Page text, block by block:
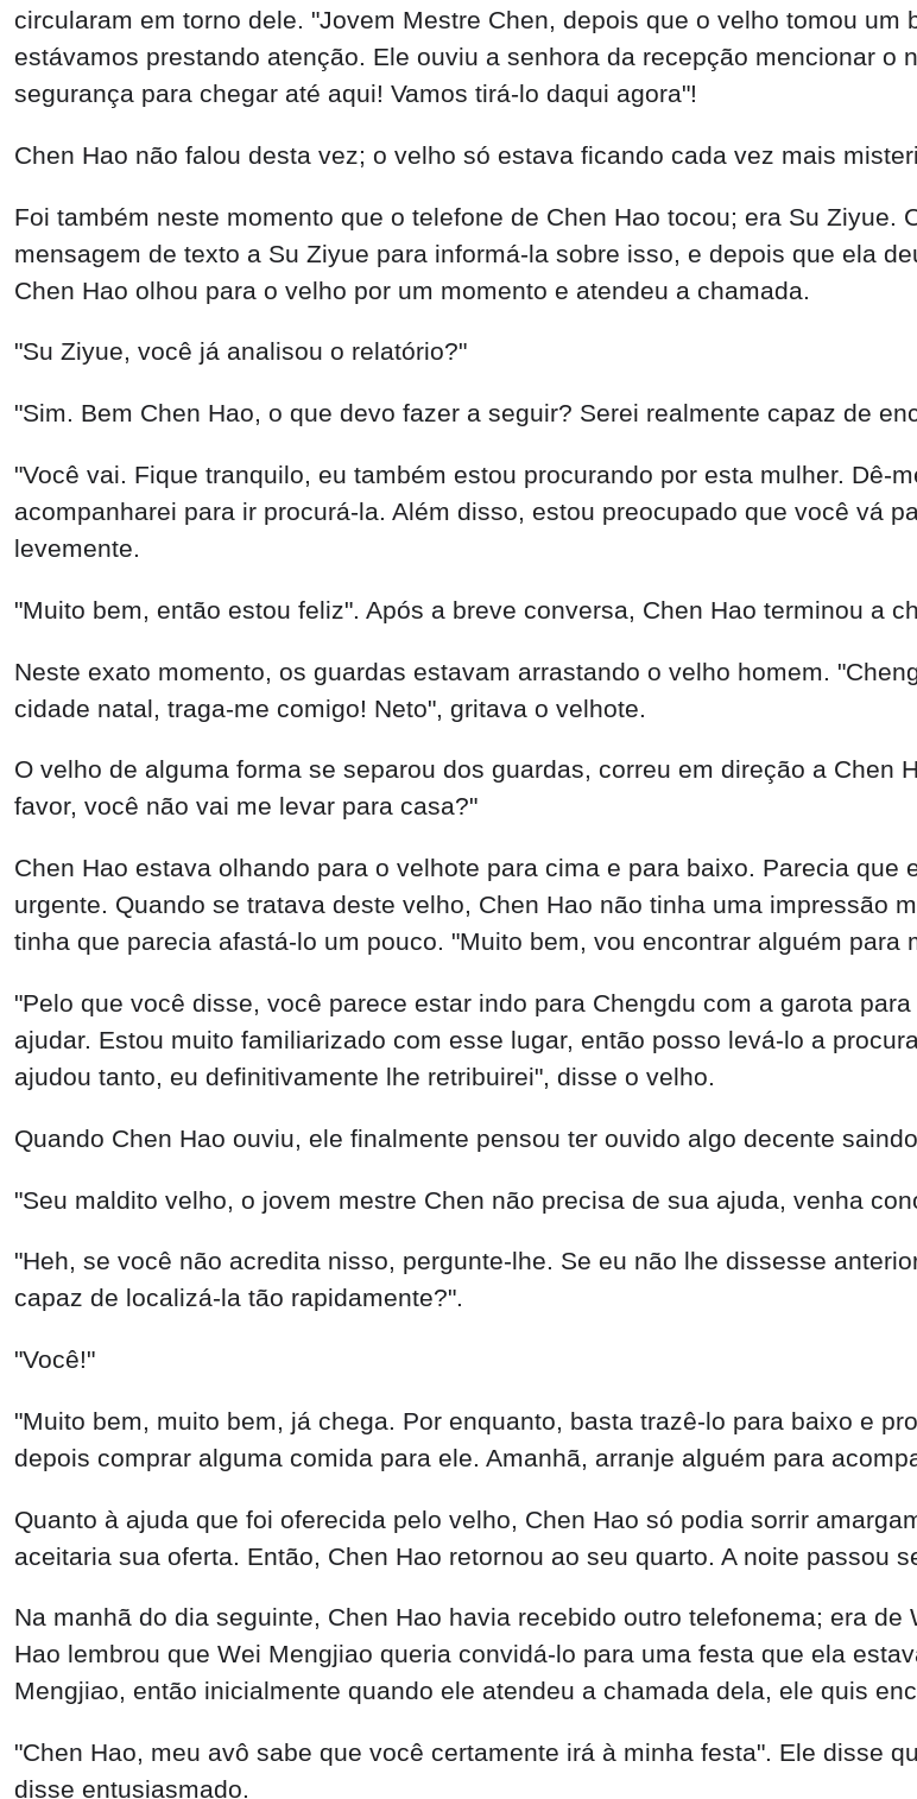
"Seu maldito velho, o jovem mestre Chen não precisa de sua ajuda, venha
"Heh, se você não acredita nisso, pergunte-lhe. Se eu não lhe dissesse
capaz de localizá-la tão rapidamente?".
"Você!"
"Muito bem, muito bem, já chega. Por enquanto, basta trazê-lo para baixo e
depois comprar alguma comida para ele. Amanhã, arranje alguém para
Quanto à ajuda que foi oferecida pelo velho, Chen Hao só podia sorrir
aceitaria sua oferta. Então, Chen Hao retornou ao seu quarto. A noite passou
Na manhã do dia seguinte, Chen Hao havia recebido outro telefonema; era
Hao lembrou que Wei Mengjiao queria convidá-lo para uma festa que ela
Mengjiao, então inicialmente quando ele atendeu a chamada dela, ele quis
"Chen Hao, meu avô sabe que você certamente irá à minha festa". Ele disse
disse entusiasmado.